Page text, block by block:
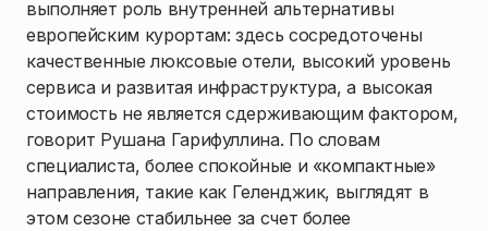
выполняет роль внутренней альтернативы
европейским курортам: здесь сосредоточены
качественные люксовые отели, высокий уровень
сервиса и развитая инфраструктура, а высокая
стоимость не является сдерживающим фактором,
говорит Рушана Гарифуллина. По словам
специалиста, более спокойные и «компактные»
направления, такие как Геленджик, выглядят в
этом сезоне стабильнее за счет более